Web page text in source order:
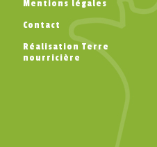
Mentions légales
Contact
Réalisation Terre
nourricière